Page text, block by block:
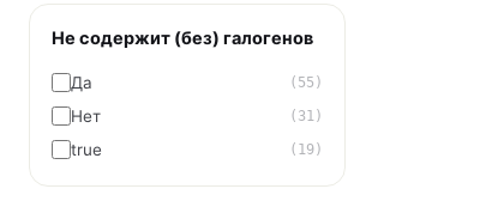
Не содержит (без) галогенов
Да (55)
Нет (31)
true (19)